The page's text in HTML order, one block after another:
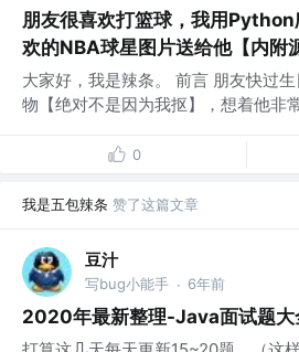
朋友很喜欢打篮球，我用
欢的NBA球星图片送给他【内附
大家好，我是辣条。 前言 朋友快过
物【绝对不是因为我抠】，想着他非
0
我是五包辣条 赞了这篇文章
豆汁
写bug小能手 · 6年前
2020年最新整理-Java面试题大